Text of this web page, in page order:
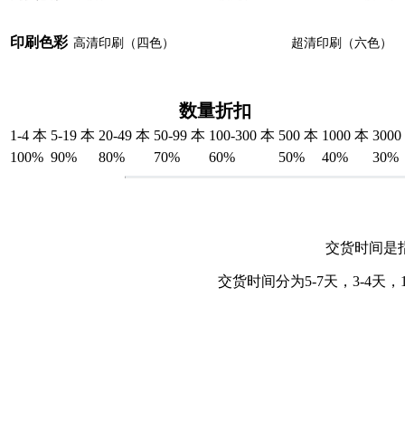
印刷色彩 高清印刷（四色） 超清印刷（六色）
数量折扣
1-4 本 5-19 本 20-49 本 50-99 本 100-300 本 500 本 1000 本 3000
100% 90% 80% 70% 60% 50% 40% 30%
交货时间是
交货时间分为5-7天，3-4天